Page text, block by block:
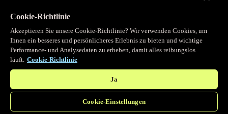
Programmierbarer Cache
Erhalten Sie vollständigen programmatischen Zugriff auf das
legendäre Caching, das unser CDN antreibt.
Cookie-Richtlinie
Akzeptieren Sie unsere Cookie-Richtlinie? Wir verwenden Cookies, um
Ihnen ein besseres und persönlicheres Erlebnis zu bieten und wichtige
Performance- und Analysedaten zu erheben, damit alles reibungslos
läuft. Cookie-Richtlinie
Ja
Cookie-Einstellungen